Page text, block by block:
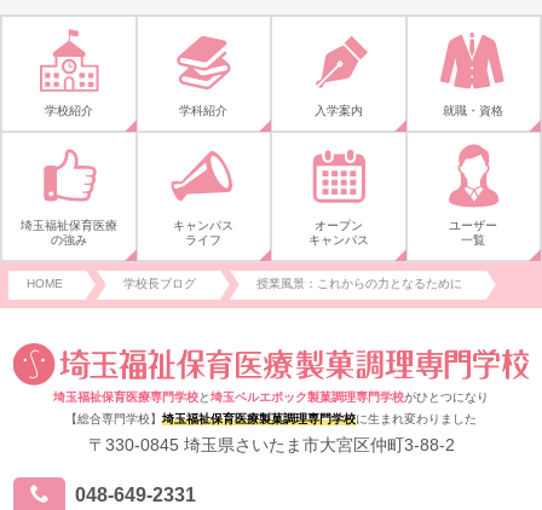
学校紹介 学科紹介 入学案内 就職・資格
埼玉福祉保育医療
の強み
キャンパス
ライフ
オープン
キャンパス
ユーザー
一覧
HOME 学校長ブログ 授業風景：これからの力となるために
埼玉福祉保育医療専門学校と埼玉ベルエポック製菓調理専門学校がひとつになり
【総合専門学校】 埼玉福祉保育医療製菓調理専門学校に生まれ変わりました
〒330-0845 埼玉県さいたま市大宮区仲町3-88-2
048-649-2331